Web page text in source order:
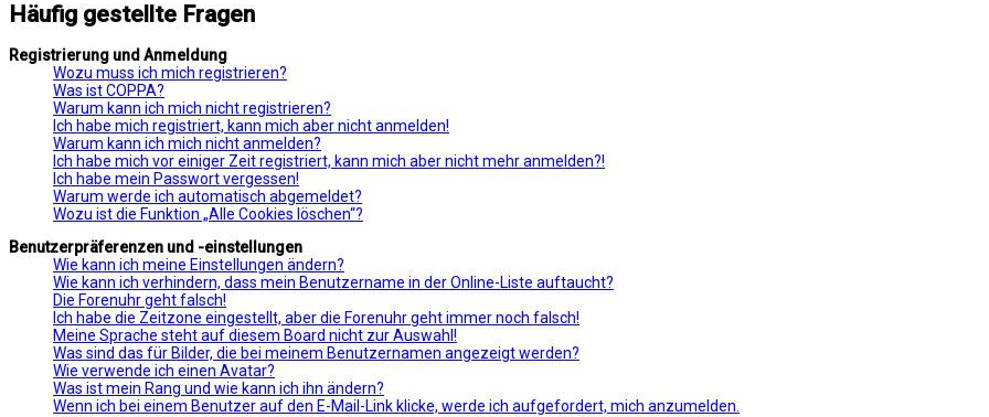
Häufig gestellte Fragen
Registrierung und Anmeldung
Wozu muss ich mich registrieren?
Was ist COPPA?
Warum kann ich mich nicht registrieren?
Ich habe mich registriert, kann mich aber nicht anmelden!
Warum kann ich mich nicht anmelden?
Ich habe mich vor einiger Zeit registriert, kann mich aber nicht mehr anmelden?!
Ich habe mein Passwort vergessen!
Warum werde ich automatisch abgemeldet?
Wozu ist die Funktion „Alle Cookies löschen“?
Benutzerpräferenzen und -einstellungen
Wie kann ich meine Einstellungen ändern?
Wie kann ich verhindern, dass mein Benutzername in der Online-Liste auftaucht?
Die Forenuhr geht falsch!
Ich habe die Zeitzone eingestellt, aber die Forenuhr geht immer noch falsch!
Meine Sprache steht auf diesem Board nicht zur Auswahl!
Was sind das für Bilder, die bei meinem Benutzernamen angezeigt werden?
Wie verwende ich einen Avatar?
Was ist mein Rang und wie kann ich ihn ändern?
Wenn ich bei einem Benutzer auf den E-Mail-Link klicke, werde ich aufgefordert, mich anzumelden.